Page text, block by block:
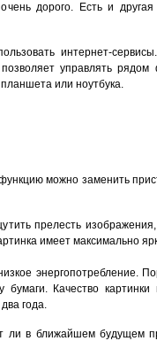
дорого. Есть и другая
интернет-
управлять рядом
или ноутбука.
можно заменить
прелесть
имеет максимально
энергопотребление.
бумаги. Качество
года.
ли в ближайшем будущем